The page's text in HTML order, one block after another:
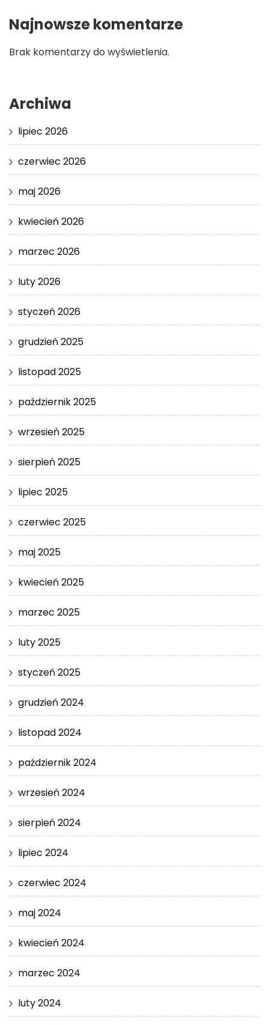
Najnowsze komentarze
Brak komentarzy do wyświetlenia.
Archiwa
lipiec 2026
czerwiec 2026
maj 2026
kwiecień 2026
marzec 2026
luty 2026
styczeń 2026
grudzień 2025
listopad 2025
październik 2025
wrzesień 2025
sierpień 2025
lipiec 2025
czerwiec 2025
maj 2025
kwiecień 2025
marzec 2025
luty 2025
styczeń 2025
grudzień 2024
listopad 2024
październik 2024
wrzesień 2024
sierpień 2024
lipiec 2024
czerwiec 2024
maj 2024
kwiecień 2024
marzec 2024
luty 2024